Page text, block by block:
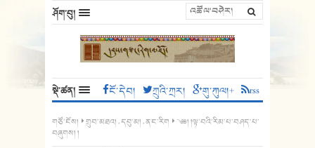
ཤོག་བུ།
སྡེ་ཚན། ངོ་དེབ། ཀྲུའི་ཀྲར། གུ་ཀུལ།+ rss
གཙོ་ངོས། གྲུབ་མཐའ།,དབུ་མ།,ནང་རིག
༄༅། །ལྟ་བའི་རིམ་པ་བཤད་པ་
བཞུགས། །